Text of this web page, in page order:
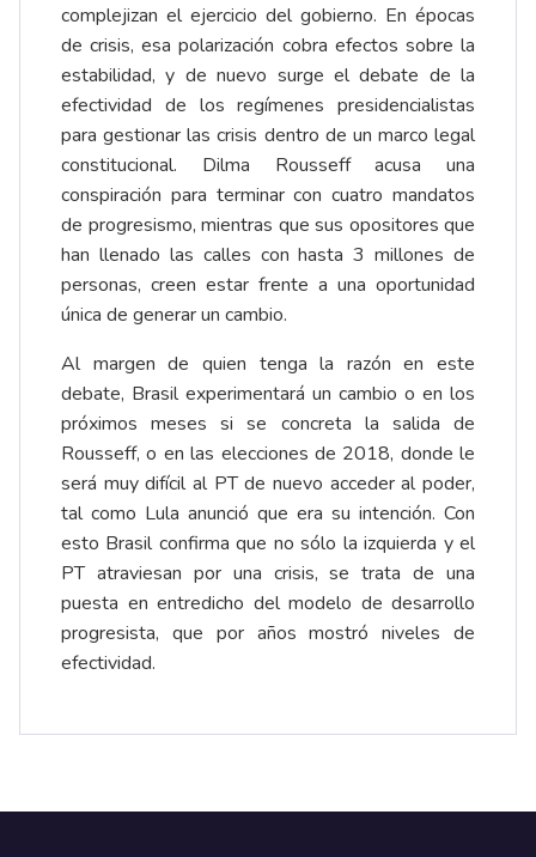
complejizan el ejercicio del gobierno. En épocas
de crisis, esa polarización cobra efectos sobre la
estabilidad, y de nuevo surge el debate de la
efectividad de los regímenes presidencialistas
para gestionar las crisis dentro de un marco legal
constitucional. Dilma Rousseff acusa una
conspiración para terminar con cuatro mandatos
de progresismo, mientras que sus opositores que
han llenado las calles con hasta 3 millones de
personas, creen estar frente a una oportunidad
única de generar un cambio.
Al margen de quien tenga la razón en este
debate, Brasil experimentará un cambio o en los
próximos meses si se concreta la salida de
Rousseff, o en las elecciones de 2018, donde le
será muy difícil al PT de nuevo acceder al poder,
tal como Lula anunció que era su intención. Con
esto Brasil confirma que no sólo la izquierda y el
PT atraviesan por una crisis, se trata de una
puesta en entredicho del modelo de desarrollo
progresista, que por años mostró niveles de
efectividad.